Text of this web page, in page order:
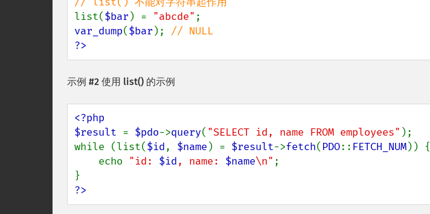
list($bar ) = "abcde"
var_dump($bar );
?>
示例 #2 使用 list() 的示例
<?php
$result = $pdo->query( "SELECT id, name FROM employees" );
while (list($id, $name ) = $result->fetch( PDO:: FETCH_NUM)) {
    echo
"id: $id, name: $name\n" ;
?>